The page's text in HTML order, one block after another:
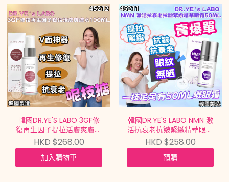
韓國DR.YE'S LABO 3GF修
復再生因子提拉活膚爽膚水
EGF/IGF/FGF LIFTING
TONER 100ML【買滿$699
包郵 | 7/8截單 | 預計9月中
到貨 |
HKD $268.00
加入購物車
韓國DR.YE'S LABO NMN 激
活抗衰老抗皺緊緻精華眼霜
NMN ANTI-AGING &
WRINKLE CARE EYE
CREAM 50ML【買滿$699
包郵 | 7/8截單 | 預計9月中
HKD $258.00
預購